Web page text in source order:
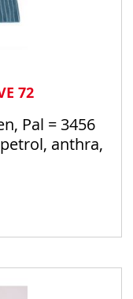
72
Pal = 3456
anthra,